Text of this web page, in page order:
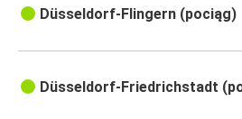
Düsseldorf-Flingern (pociąg)
Düsseldorf-Friedrichstadt